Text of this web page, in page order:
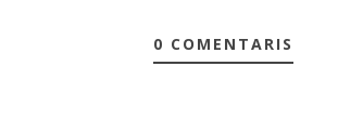
0 COMENTARIS